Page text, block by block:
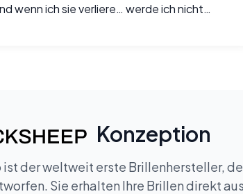
wenn ich sie verliere… werde ich nicht
Konzeption
der weltweit erste Brillenhersteller,
Sie erhalten Ihre Brillen direkt